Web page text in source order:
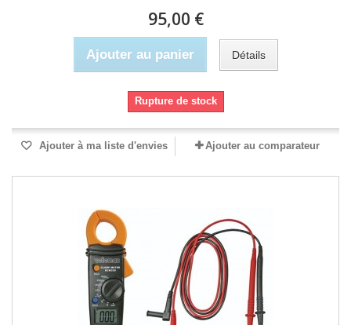
95,00 €
Ajouter au panier Détails
Rupture de stock
Ajouter à ma liste d'envies Ajouter au comparateur